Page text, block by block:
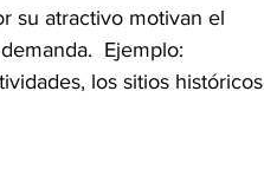
su atractivo motivan el
Ejemplo:
los sitios históricos